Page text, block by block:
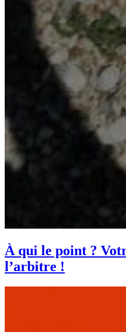
À qui le point ?
l’arbitre !